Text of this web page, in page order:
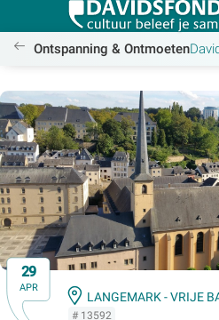
/activiteiten
Ontspanning & Ontmoeten
29
APR
LANGEMARK - VRIJE
# 13592
Zoek:
Zoeken